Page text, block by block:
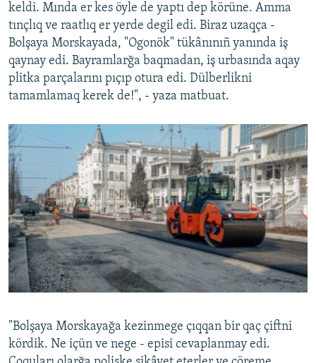
keldi. Mında er kes öyle de yaptı dep körüne. Amma
tınçlıq ve raatlıq er yerde degil edi. Biraz uzaqça -
Bolşaya Morskayada, "Ogonök" tükânınıñ yanında iş
qaynay edi. Bayramlarğa baqmadan, iş urbasında aqay
plitka parçalarını pıçıp otura edi. Dülberlikni
tamamlamaq kerek de!", - yaza matbuat.
"Bolşaya Morskayağa kezinmege çıqqan bir qaç çiftni
kördik. Ne içün ve nege - episi cevaplanmay edi.